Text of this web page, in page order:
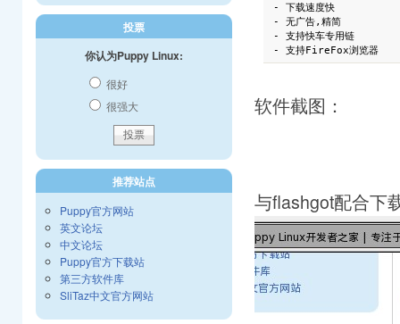
- 下载速度快
- 无广告,精简
- 支持快车专用链
- 支持FireFox浏览器
软件截图：
与flashgot配合下
投票
你认为Puppy Linux:
很好
很强大
推荐站点
Puppy官方网站
英文论坛
中文论坛
Puppy官方下载站
第三方软件库
SliTaz中文官方网站